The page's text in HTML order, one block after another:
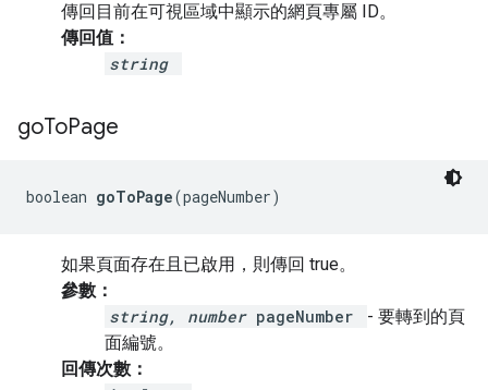
傳回目前在可視區域中顯示的網頁專屬 ID。
傳回值：
string
goToPage
boolean goToPage(pageNumber)
如果頁面存在且已啟用，則傳回 true。
參數：
string, numberpageNumber
- 要轉到的頁
面編號。
回傳次數：